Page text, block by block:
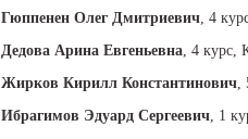
Гюппенен Олег Дмитриевич, 4
Дедова Арина Евгеньевна, 4 курс,
Жирков Кирилл Константинович,
Ибрагимов Эдуард Сергеевич, 1